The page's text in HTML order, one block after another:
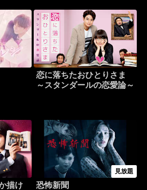
恋に落ちたおひとりさま
～スタンダールの恋愛論～
描け
見放題
恐怖新聞